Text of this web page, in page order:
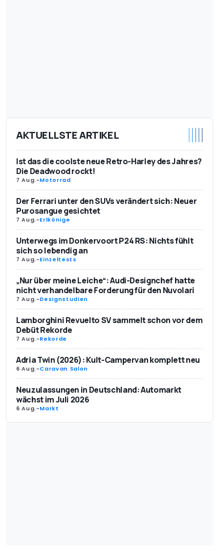
AKTUELLSTE ARTIKEL
Ist das die coolste neue Retro-Harley des Jahres?
Die Deadwood rockt!
7 Aug.-Motorrad
Der Ferrari unter den SUVs verändert sich: Neuer
Purosangue gesichtet
7 Aug.-Erlkönige
Unterwegs im Donkervoort P24 RS: Nichts fühlt
sich so lebendig an
7 Aug.-Einzeltests
„Nur über meine Leiche“: Audi-Designchef hatte
nicht verhandelbare Forderung für den Nuvolari
7 Aug.-Designstudien
Lamborghini Revuelto SV sammelt schon vor dem
Debüt Rekorde
7 Aug.-Rekorde
Adria Twin (2026): Kult-Campervan komplett neu
6 Aug.-Caravan Salon
Neuzulassungen in Deutschland: Automarkt
wächst im Juli 2026
6 Aug.-Markt